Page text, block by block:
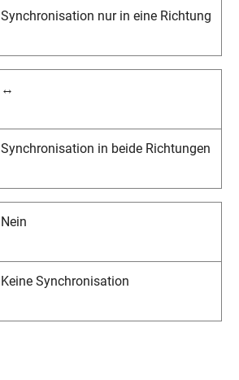
Synchronisation nur in eine Richtung
↔
Synchronisation in beide Richtungen
Nein
Keine Synchronisation